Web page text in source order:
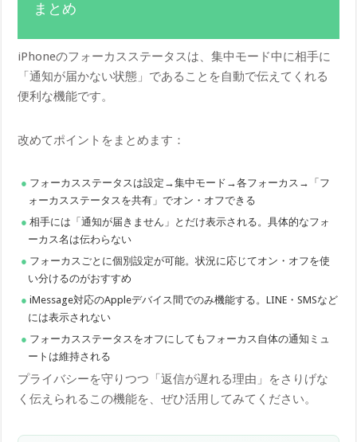
まとめ
iPhoneのフォーカスステータスは、集中モード中に相手に
「通知が届かない状態」であることを自動で伝えてくれる
便利な機能です。
改めてポイントをまとめます：
フォーカスステータスは設定→集中モード→各フォーカス→「フ
ォーカスステータスを共有」でオン・オフできる
相手には「通知が届きません」とだけ表示される。具体的なフォ
ーカス名は伝わらない
フォーカスごとに個別設定が可能。状況に応じてオン・オフを使
い分けるのがおすすめ
iMessage対応のAppleデバイス間でのみ機能する。LINE・SMSなど
には表示されない
フォーカスステータスをオフにしてもフォーカス自体の通知ミュ
ートは維持される
プライバシーを守りつつ「返信が遅れる理由」をさりげな
く伝えられるこの機能を、ぜひ活用してみてください。